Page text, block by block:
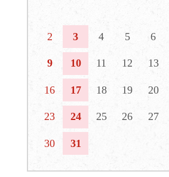
2 3 4 5 6
9 10 11 12 13
16 17 18 19 20
23 24 25 26 27
30 31